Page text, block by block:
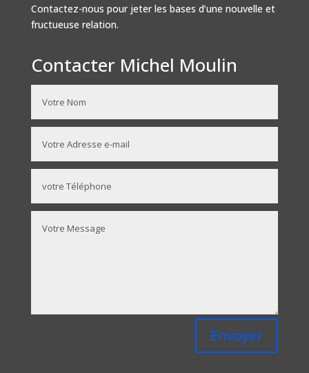
Contactez-nous pour jeter les bases d’une nouvelle et
fructueuse relation.
Contacter Michel Moulin
Envoyer